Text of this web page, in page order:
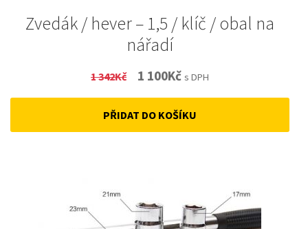
Zvedák / hever – 1,5 / klíč / obal na
nářadí
1 342Kč
Original
price
was:
1 100KčCurrent
price
is:
s DPH
PŘIDAT DO KOŠÍKU